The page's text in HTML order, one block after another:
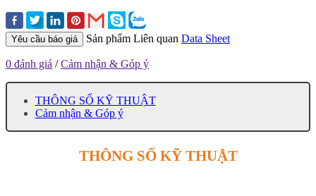
Yêu cầu báo giá Sản phẩm Liên quan Data Sheet
0 đánh giá /Cảm nhận & Góp ý
THÔNG SỐ KỸ THUẬT
Cảm nhận & Góp ý
THÔNG SỐ KỸ THUẬT